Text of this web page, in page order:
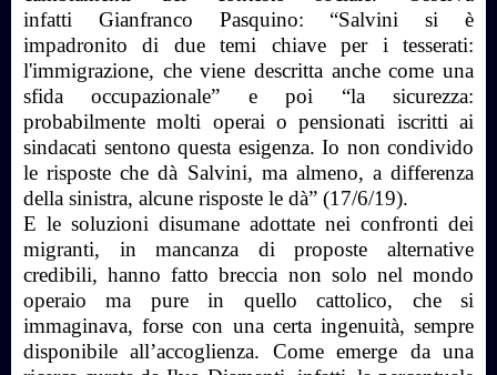
infatti Gianfranco Pasquino: “Salvini si è
impadronito di due temi chiave per i tesserati:
l'immigrazione, che viene descritta anche come una
sfida occupazionale” e poi “la sicurezza:
probabilmente molti operai o pensionati iscritti ai
sindacati sentono questa esigenza. Io non condivido
le risposte che dà Salvini, ma almeno, a differenza
della sinistra, alcune risposte le dà” (17/6/19).
E le soluzioni disumane adottate nei confronti dei
migranti, in mancanza di proposte alternative
credibili, hanno fatto breccia non solo nel mondo
operaio ma pure in quello cattolico, che si
immaginava, forse con una certa ingenuità, sempre
disponibile all’accoglienza. Come emerge da una